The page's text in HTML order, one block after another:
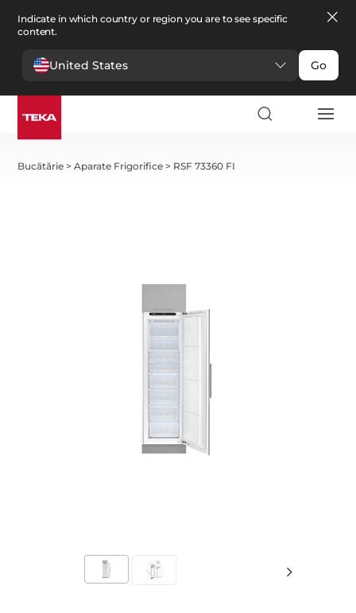
Indicate in which country or region you are to see specific
content.
United States Go
Bucătărie >Aparate Frigorifice > RSF 73360 FI